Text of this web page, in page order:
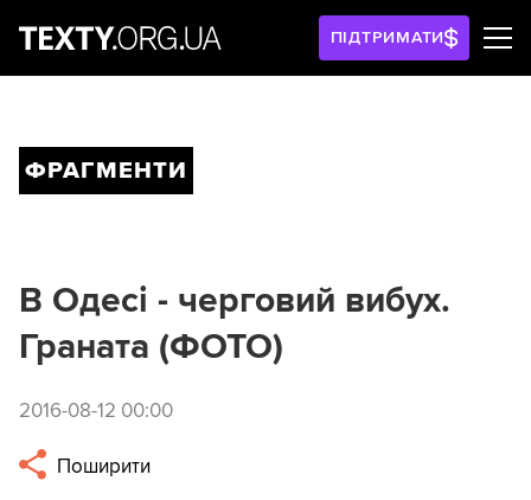
ПІДТРИМАТИ
ФРАГМЕНТИ
В Одесі - черговий вибух.
Граната (ФОТО)
2016-08-12 00:00
Поширити